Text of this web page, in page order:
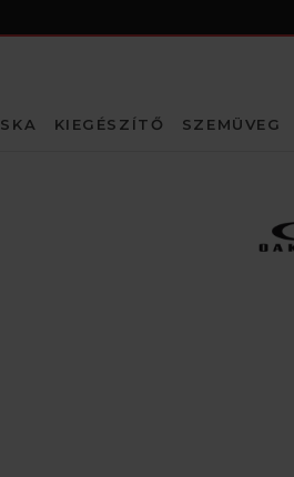
KIEGÉSZÍTŐ SZEMÜVEG